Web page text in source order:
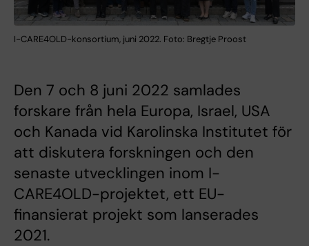
I-CARE4OLD-konsortium, juni 2022. Foto: Bregtje Proost
Den 7 och 8 juni 2022 samlades
forskare från hela Europa, Israel, USA
och Kanada vid Karolinska Institutet för
att diskutera forskningen och den
senaste utvecklingen inom I-
CARE4OLD-projektet, ett EU-
finansierat projekt som lanserades
2021.